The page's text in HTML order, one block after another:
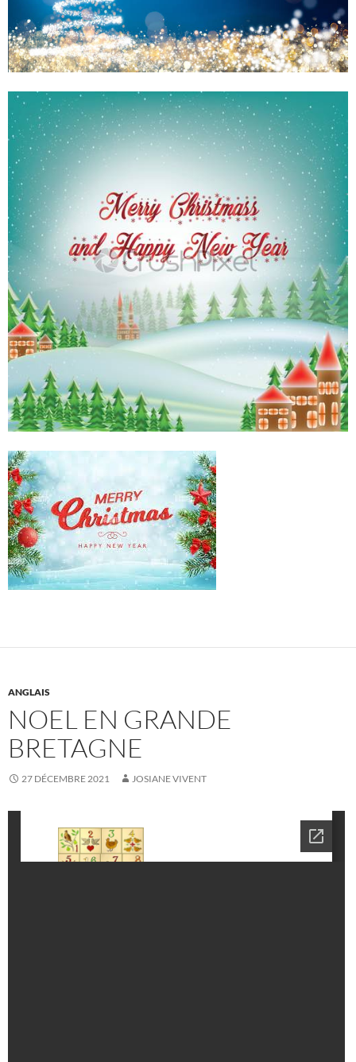
ANGLAIS
NOEL EN GRANDE
BRETAGNE
27 DÉCEMBRE 2021 JOSIANE VIVENT